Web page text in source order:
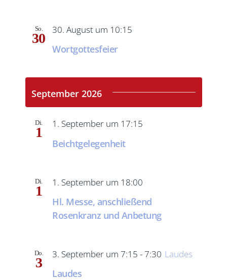
So.
30
Wortgottesfeier
30. August um 10:15
September 2026
Di.
1
Beichtgelegenheit
1. September um 17:15
Di.
1
Hl. Messe, anschließend
Rosenkranz und Anbetung
1. September um 18:00
Do.
3
Laudes
3. September um 7:15 - 7:30 Laudes